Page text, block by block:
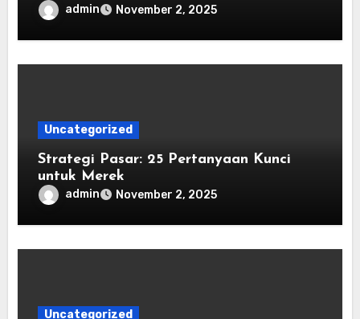
admin November 2, 2025
Uncategorized
Strategi Pasar: 25 Pertanyaan Kunci
untuk Merek
admin November 2, 2025
Uncategorized